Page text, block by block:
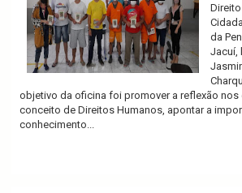
da
Jacuí,
objetivo da oficina foi promover a reflexão
conceito de Direitos Humanos, apontar a
conhecimento...